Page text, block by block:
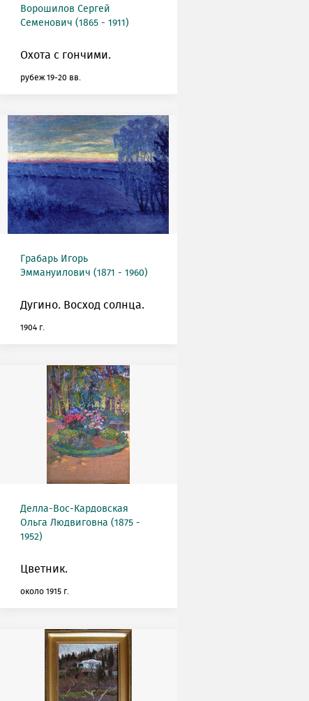
Ворошилов Сергей
Семенович (1865 - 1911)
Охота с гончими.
рубеж 19-20 вв.
Грабарь Игорь
Эммануилович (1871 - 1960)
Дугино. Восход солнца.
1904 г.
Делла-Вос-Кардовская
Ольга Людвиговна (1875 -
1952)
Цветник.
около 1915 г.